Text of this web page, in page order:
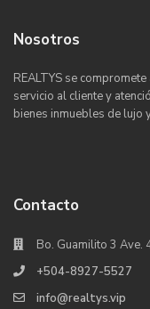
Nosotros
REALTYS se
servicio al cliente y
bienes inmuebles de lujo
Contacto
Bo. Guamilito 3 Ave.
+504-8927-5527
info@realtys.vip